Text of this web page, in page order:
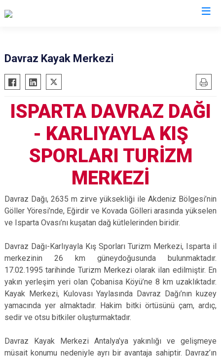
Davraz Kayak Merkezi
ISPARTA DAVRAZ DAĞI
- KARLIYAYLA KIŞ
SPORLARI TURİZM
MERKEZİ
Davraz Dağı, 2635 m zirve yüksekliği ile Akdeniz Bölgesi’nin
Göller Yöresi’nde, Eğirdir ve Kovada Gölleri arasında yükselen
ve Isparta Ovası’nı kuşatan dağ kütlelerinden biridir.
Davraz Dağı-Karlıyayla Kış Sporları Turizm Merkezi, Isparta il
merkezinin 26 km güneydoğusunda bulunmaktadır.
17.02.1995 tarihinde Turizm Merkezi olarak ilan edilmiştir. En
yakın yerleşim yeri olan Çobanisa Köyü’ne 8 km uzaklıktadır.
Kayak Merkezi, Kulovası Yaylasında Davraz Dağı’nın kuzey
yamacında yer almaktadır. Hakim bitki örtüsünü çam, ardıç,
sedir ve otsu bitkiler oluşturmaktadır.
Davraz Kayak Merkezi Antalya’ya yakınlığı ve gelişmeye
müsait konumu nedeniyle ayrı bir avantaja sahiptir. Davraz’ın